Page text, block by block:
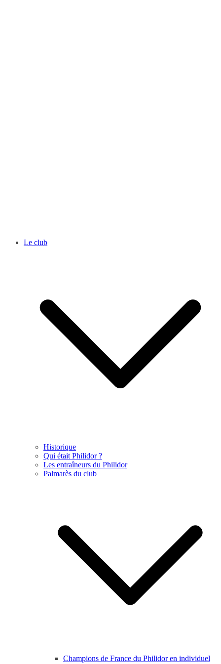
Le club
Historique
Qui était Philidor ?
Les entraîneurs du Philidor
Palmarès du club
Champions de France du Philidor en individuel